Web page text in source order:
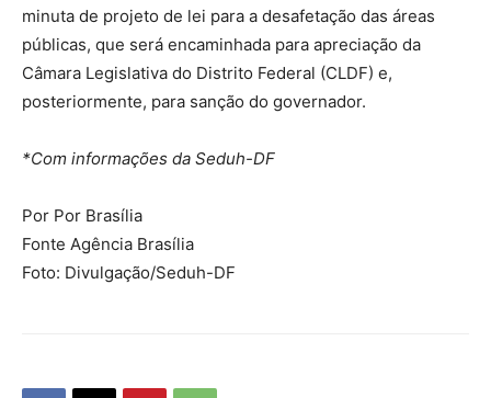
minuta de projeto de lei para a desafetação das áreas
públicas, que será encaminhada para apreciação da
Câmara Legislativa do Distrito Federal (CLDF) e,
posteriormente, para sanção do governador.
*Com informações da Seduh-DF
Por Por Brasília
Fonte Agência Brasília
Foto: Divulgação/Seduh-DF